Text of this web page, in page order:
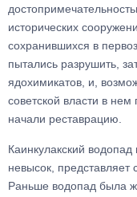
исторических
сохранившихся в
пытались разрушить,
ядохимикатов, и,
советской власти в
начали реставрацию.
Каинкулакский
невысок, представляет
Раньше водопад была